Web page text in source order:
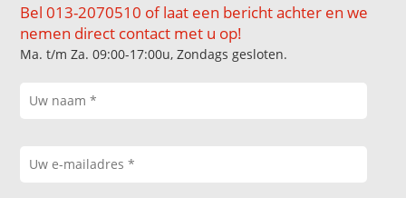
Bel 013-2070510 of laat een bericht achter en we
nemen direct contact met u op!
Ma. t/m Za. 09:00-17:00u, Zondags gesloten.